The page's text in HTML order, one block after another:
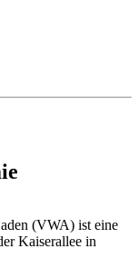
(VWA) ist eine
Kaiserallee in